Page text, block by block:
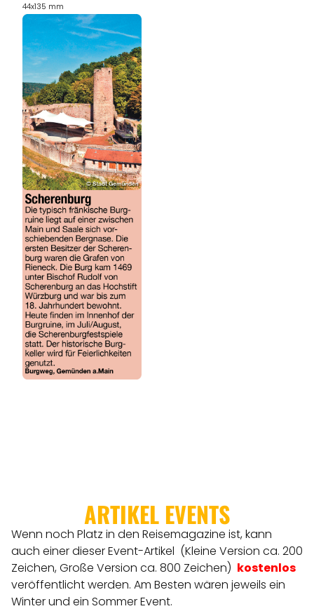
44x135 mm
ARTIKEL EVENTS
Wenn noch Platz in den Reisemagazine ist, kann
auch einer dieser Event-Artikel (Kleine Version ca. 200
Zeichen, Große Version ca. 800 Zeichen) kostenlos
veröffentlicht werden. Am Besten wären jeweils ein
Winter und ein Sommer Event.